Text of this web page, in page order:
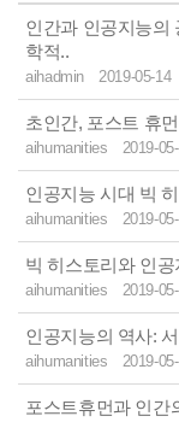
인간과 인공지능의
학적..
aihadmin 2019-05-14
초인간, 포스트 휴
aihumanities 2019-
인공지능 시대 빅
aihumanities 2019-
빅 히스토리와 인
aihumanities 2019-
인공지능의 역사:
aihumanities 2019-
포스트휴먼과 인간